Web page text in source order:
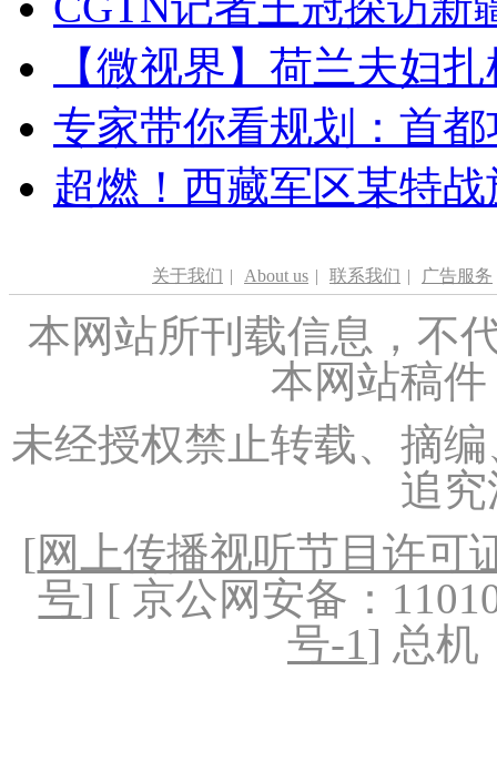
【微视界】荷兰夫妇
专家带你看规划：首
超燃！西藏军区某特
关于我们 | About us | 联系我们 | 广告服务
本网站所刊载信息，不
本网站稿
未经授权禁止转载、摘
追
[网上传播视听节目许可
号] [ 京公网安备：
号-1] 总机